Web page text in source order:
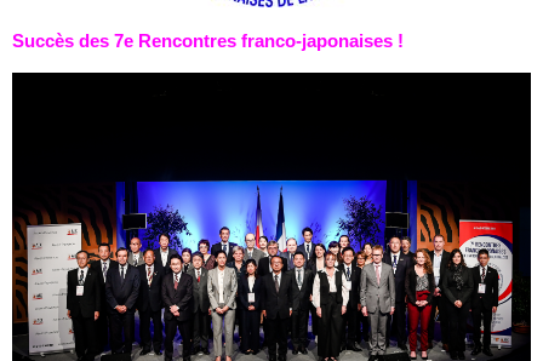
Succès des 7e Rencontres franco-japonaises !